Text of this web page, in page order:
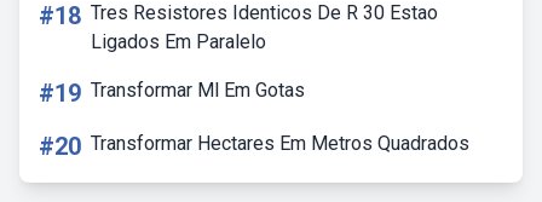
#18 Tres Resistores Identicos De R 30 Estao
Ligados Em Paralelo
#19 Transformar Ml Em Gotas
#20 Transformar Hectares Em Metros Quadrados